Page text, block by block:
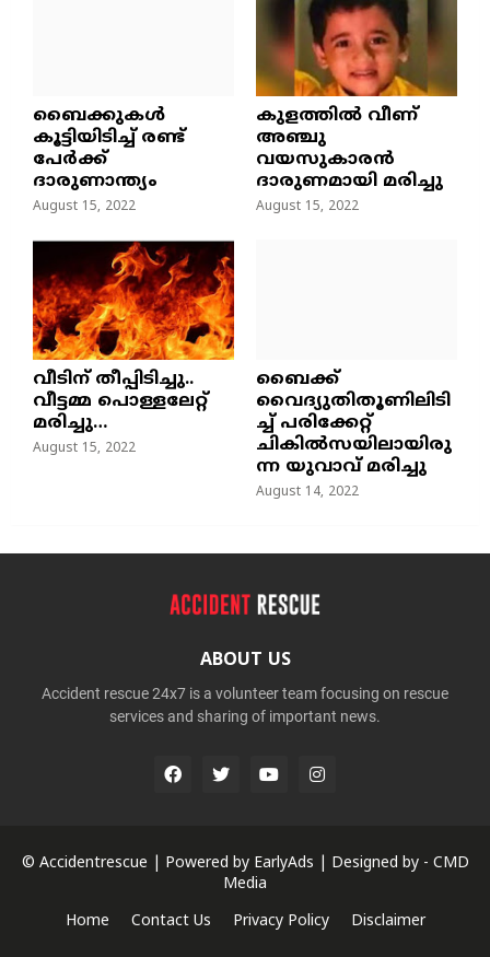
ബൈക്കുകൾ
കൂട്ടിയിടിച്ച് രണ്ട്
പേർക്ക്
ദാരുണാന്ത്യം
August 15, 2022
കുളത്തില്‍ വീണ്
അഞ്ചു
വയസുകാരന്‍
ദാരുണമായി മരിച്ചു
August 15, 2022
വീടിന് തീപ്പിടിച്ചു..
വീട്ടമ്മ പൊള്ളലേറ്റ്
മരിച്ചു…
August 15, 2022
ബൈക്ക്
വൈദ്യുതിതൂണിലിടി
ച്ച്‌ പരിക്കേറ്റ്
ചികില്‍സയിലായിരു
ന്ന യുവാവ് മരിച്ചു
August 14, 2022
ABOUT US
Accident rescue 24x7 is a volunteer team focusing on rescue
services and sharing of important news.
© Accidentrescue | Powered by EarlyAds | Designed by - CMD
Media
Home
Contact Us Privacy Policy Disclaimer